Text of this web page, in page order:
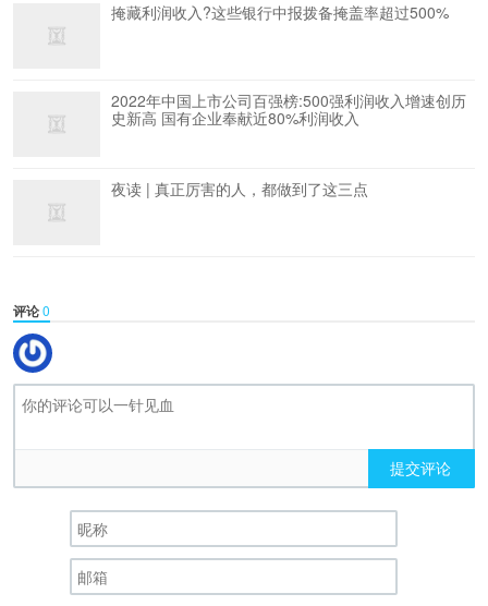
掩藏利润收入?这些银行中报拨备掩盖率超过500%
2022年中国上市公司百强榜:500强利润收入增速创历
史新高 国有企业奉献近80%利润收入
夜读 | 真正厉害的人，都做到了这三点
评论0
提交评论